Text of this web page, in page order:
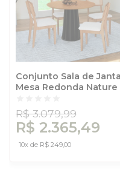
Conjunto Sala de
Mesa Redonda Nature
Sintética
Freijó/Preto/Bouclé
Césare Claro
R$ 3.079,99
R$ 2.365,49
10x de R$ 249,00